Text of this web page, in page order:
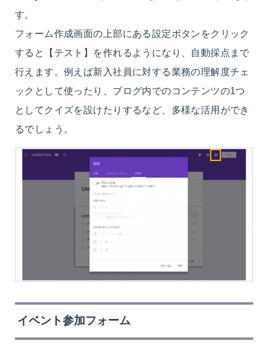
す。
フォーム作成画面の上部にある設定ボタンをクリック
すると【テスト】を作れるようになり、自動採点まで
行えます。例えば新入社員に対する業務の理解度チェ
ックとして使ったり、ブログ内でのコンテンツの1つ
としてクイズを設けたりするなど、多様な活用ができ
るでしょう。
イベント参加フォーム